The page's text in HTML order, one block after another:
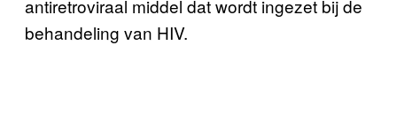
antiretroviraal middel dat wordt ingezet bij de
behandeling van HIV.